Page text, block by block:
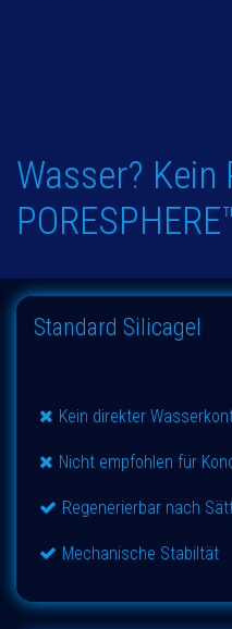
Wasser? Kein
Standard Silicagel
Kein direkter
Nicht empfohlen für
Regenerierbar nach
Mechanische Stabiltät